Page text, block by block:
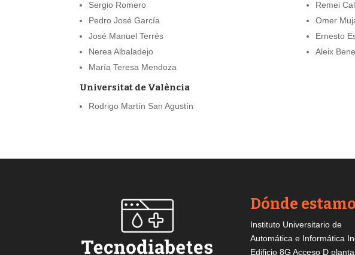
Sergio Romero
Pedro José García
José Manuel Terrés
Nerea Albaladejo
María Teresa Mendoza
Universitat de València
Rodrigo Martín San Agustín
Remei
Omer
Ernesto
Aleix
Dónde
Instituto Universitario de
Automática e Informática
Edificio 8G Acceso D